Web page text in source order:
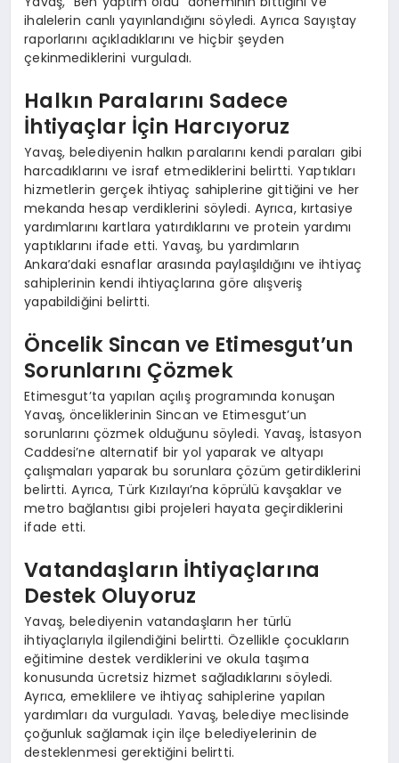
ihalelerin canlı yayınlandığını söyledi. Ayrıca Sayıştay
raporlarını açıkladıklarını ve hiçbir şeyden
çekinmediklerini vurguladı.
Halkın Paralarını Sadece
İhtiyaçlar İçin Harcıyoruz
Yavaş, belediyenin halkın paralarını kendi paraları gibi
harcadıklarını ve israf etmediklerini belirtti. Yaptıkları
hizmetlerin gerçek ihtiyaç sahiplerine gittiğini ve her
mekanda hesap verdiklerini söyledi. Ayrıca, kırtasiye
yardımlarını kartlara yatırdıklarını ve protein yardımı
yaptıklarını ifade etti. Yavaş, bu yardımların
Ankara’daki esnaflar arasında paylaşıldığını ve ihtiyaç
sahiplerinin kendi ihtiyaçlarına göre alışveriş
yapabildiğini belirtti.
Öncelik Sincan ve Etimesgut’un
Sorunlarını Çözmek
Etimesgut’ta yapılan açılış programında konuşan
Yavaş, önceliklerinin Sincan ve Etimesgut’un
sorunlarını çözmek olduğunu söyledi. Yavaş, İstasyon
Caddesi’ne alternatif bir yol yaparak ve altyapı
çalışmaları yaparak bu sorunlara çözüm getirdiklerini
belirtti. Ayrıca, Türk Kızılayı’na köprülü kavşaklar ve
metro bağlantısı gibi projeleri hayata geçirdiklerini
ifade etti.
Vatandaşların İhtiyaçlarına
Destek Oluyoruz
Yavaş, belediyenin vatandaşların her türlü
ihtiyaçlarıyla ilgilendiğini belirtti. Özellikle çocukların
eğitimine destek verdiklerini ve okula taşıma
konusunda ücretsiz hizmet sağladıklarını söyledi.
Ayrıca, emeklilere ve ihtiyaç sahiplerine yapılan
yardımları da vurguladı. Yavaş, belediye meclisinde
çoğunluk sağlamak için ilçe belediyelerinin de
desteklenmesi gerektiğini belirtti.